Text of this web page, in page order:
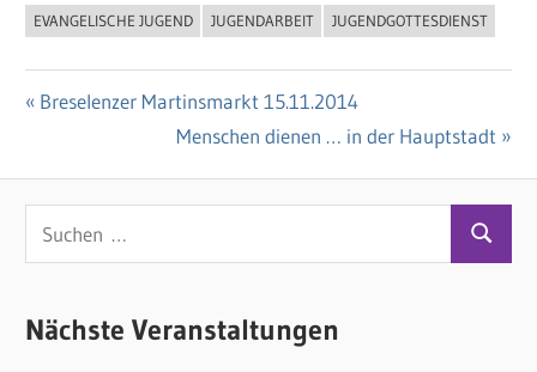
EVANGELISCHE JUGEND JUGENDARBEIT JUGENDGOTTESDIENST
Beitragsnavigation
Vorheriger
Breselenzer Martinsmarkt 15.11.2014
Nächster
Menschen dienen … in der Hauptstadt
u
h
Nächste Veranstaltungen